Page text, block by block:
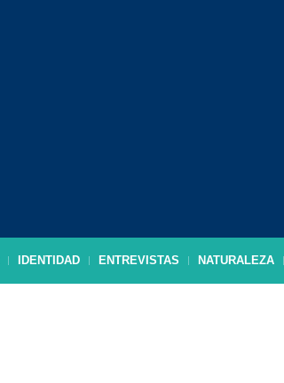
IDENTIDAD ENTREVISTAS NATURALEZA